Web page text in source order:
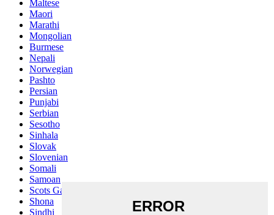
Maltese
Maori
Marathi
Mongolian
Burmese
Nepali
Norwegian
Pashto
Persian
Punjabi
Serbian
Sesotho
Sinhala
Slovak
Slovenian
Somali
Samoan
Scots Gaelic
Shona
Sindhi